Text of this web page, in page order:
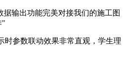
据输出功能完美对接我们的施工图
"
时参数联动效果非常直观，学生理